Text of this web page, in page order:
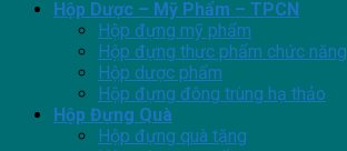
Hộp Dược – Mỹ Phẩm – TPCN
Hộp đựng mỹ phẩm
Hộp đựng thực phẩm chức năng
Hộp dược phẩm
Hộp đựng đông trùng hạ thảo
Hộp Đựng Quà
Hộp đựng quà tặng